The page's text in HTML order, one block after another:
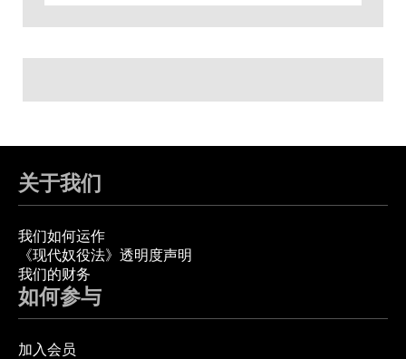
关于我们
我们如何运作
《现代奴役法》透明度声明
我们的财务
如何参与
加入会员